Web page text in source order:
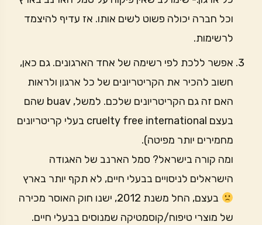
וכל חברה יכולה פשוט לשים אותו. אז עדיף להיצמד
לרשימות.
אפשר ללכת לפי רשימה של אחד הארגונים. גם כאן,
חשוב להכיר את הקריטריונים של כל ארגון ולראות
האם זה גם הקריטריונים שלכם. למשל, buav שהם
בעצם cruelty free international בעלי קריטריונים
מחמירים יותר מפיטה).
ומה קורה בישראל? סמל הארנב של האגודה
הישראלים לניסויים בבעלי חיים, לא תקף יותר בארץ
בעצם, החל משנת 2012, ישנו חוק האוסר מכירה
של מוצרי טיפוח/קוסמטיקה שמנוסים בבעלי חיים.